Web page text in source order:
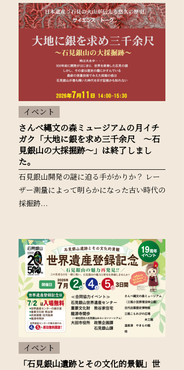
イベント
さんべ縄文の森ミュージアムの月イチ
ガク「大地に銀を求め三千余尺 ～石
見銀山の大採掘跡～」は終了しまし
た。
石見銀山開発の謎に迫る手がかりか？ レー
ザー測量によって明らかになった古い時代の
採掘跡...
イベント
「石見銀山遺跡とその文化的景観」世